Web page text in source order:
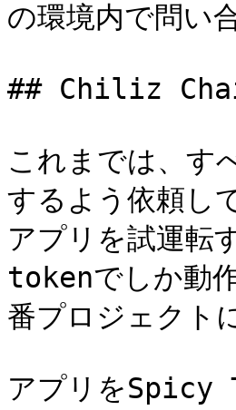
の環境内で問い
## Chiliz
これまでは、
するよう依頼し
アプリを試運転
tokenでしか動
番プロジェクト
アプリを